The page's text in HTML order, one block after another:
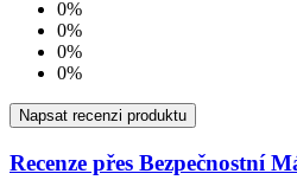
0%
0%
0%
0%
Napsat recenzi produktu
Recenze přes Bezpečnostní